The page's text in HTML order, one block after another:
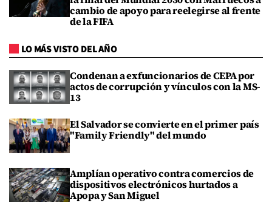
cambio de apoyo para reelegirse al frente
de la FIFA
LO MÁS VISTO DEL AÑO
Condenan a exfuncionarios de CEPA por
actos de corrupción y vínculos con la MS-
13
El Salvador se convierte en el primer país
"Family Friendly" del mundo
Amplían operativo contra comercios de
dispositivos electrónicos hurtados a
Apopa y San Miguel